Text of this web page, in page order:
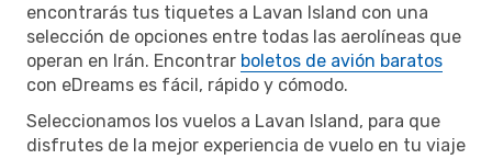
encontrarás tus tiquetes a Lavan Island con una
selección de opciones entre todas las aerolíneas que
operan en Irán. Encontrar boletos de avión baratos
con eDreams es fácil, rápido y cómodo.
Seleccionamos los vuelos a Lavan Island, para que
disfrutes de la mejor experiencia de vuelo en tu viaje